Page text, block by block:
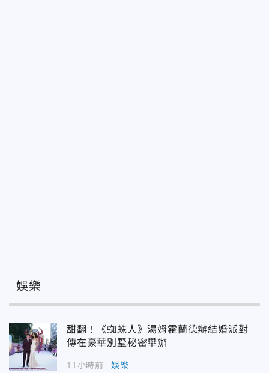
娛樂
甜翻！《蜘蛛人》湯姆霍蘭德辦結婚派對
傳在豪華別墅秘密舉辦
11小時前 娛樂